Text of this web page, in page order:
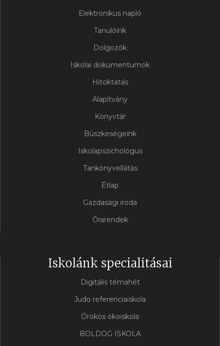
Elektronikus napló
Tanulóink
Dolgozók
Iskolai dokumentumok
Hitoktatás
Alapítvány
Könyvtár
Büszkeségeink
Iskolapszichológus
Tankönyvellátás
Étlap
Gazdasági iroda
Órarendek
Iskolánk specialitásai
Digitális témahét
Judo referenciaiskola
Örökös ökoiskola
BOLDOG ISKOLA